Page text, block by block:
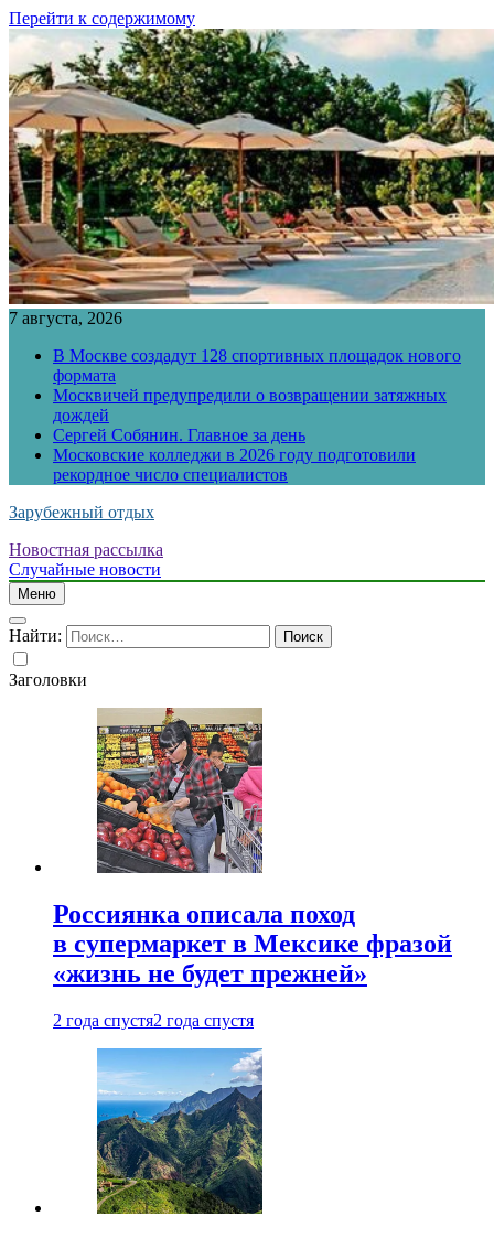
Перейти к содержимому
7 августа, 2026
В Москве создадут 128 спортивных площадок нового
формата
Москвичей предупредили о возвращении затяжных
дождей
Сергей Собянин. Главное за день
Московские колледжи в 2026 году подготовили
рекордное число специалистов
Зарубежный отдых
Новостная рассылка
Случайные новости
Меню
Найти:
Заголовки
Россиянка описала поход
в супермаркет в Мексике фразой
«жизнь не будет прежней»
2 года спустя2 года спустя